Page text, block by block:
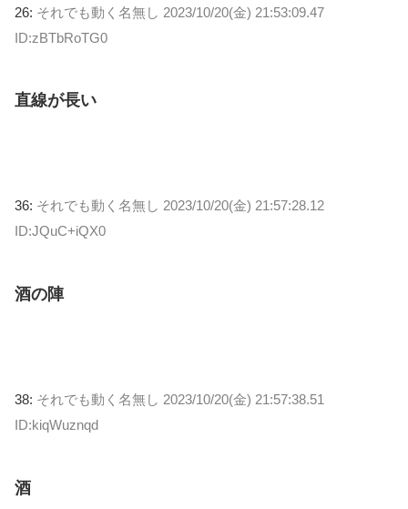
26: それでも動く名無し 2023/10/20(金) 21:53:09.47
ID:zBTbRoTG0
直線が長い
36: それでも動く名無し 2023/10/20(金) 21:57:28.12
ID:JQuC+iQX0
酒の陣
38: それでも動く名無し 2023/10/20(金) 21:57:38.51
ID:kiqWuznqd
酒